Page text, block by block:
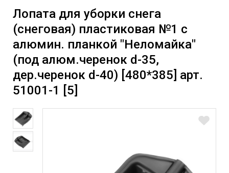
Лопата для уборки снега
(снеговая) пластиковая №1 с
алюмин. планкой "Неломайка"
(под алюм.черенок d-35,
дер.черенок d-40) [480*385] арт.
51001-1 [5]